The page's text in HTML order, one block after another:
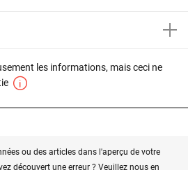
les informations, mais ceci ne
ou des articles dans l'aperçu de votre
découvert une erreur ? Veuillez nous en